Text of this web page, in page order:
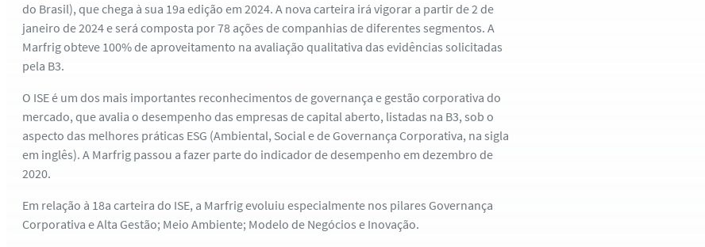
do Brasil), que chega à sua 19a edição em 2024. A nova carteira irá vigorar a partir de 2 de
janeiro de 2024 e será composta por 78 ações de companhias de diferentes segmentos. A
Marfrig obteve 100% de aproveitamento na avaliação qualitativa das evidências solicitadas
pela B3.
O ISE é um dos mais importantes reconhecimentos de governança e gestão corporativa do
mercado, que avalia o desempenho das empresas de capital aberto, listadas na B3, sob o
aspecto das melhores práticas ESG (Ambiental, Social e de Governança Corporativa, na sigla
em inglês). A Marfrig passou a fazer parte do indicador de desempenho em dezembro de
2020.
Em relação à 18a carteira do ISE, a Marfrig evoluiu especialmente nos pilares Governança
Corporativa e Alta Gestão; Meio Ambiente; Modelo de Negócios e Inovação.